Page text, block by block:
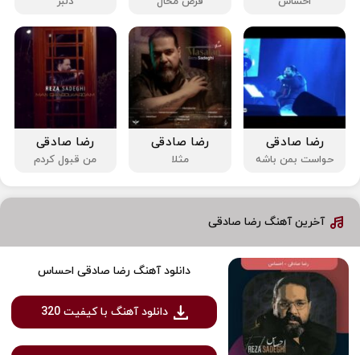
رضا صادقی
حواست بمن باشه
رضا صادقی
مثلا
رضا صادقی
من قبول کردم
آخرین آهنگ رضا صادقی
دانلود آهنگ رضا صادقی احساس
دانلود آهنگ با کیفیت 320